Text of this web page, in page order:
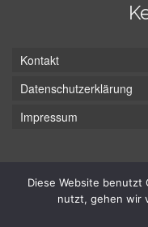
Kontakt
Datenschutzerklärung
Impressum
© Hans-Wurst.net - Gute Laune seit
Diese Website benutzt
nutzt, gehen wir